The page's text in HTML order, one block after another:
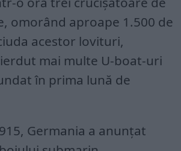
omorând aproape 1.500 de
acestor lovituri,
mai multe U-boat-uri
în prima lună de
Germania a anunțat